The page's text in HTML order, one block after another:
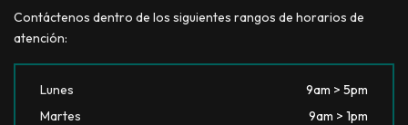
Contáctenos dentro de los siguientes rangos de horarios de
atención:
Lunes
9am > 5pm
Martes
9am > 1pm